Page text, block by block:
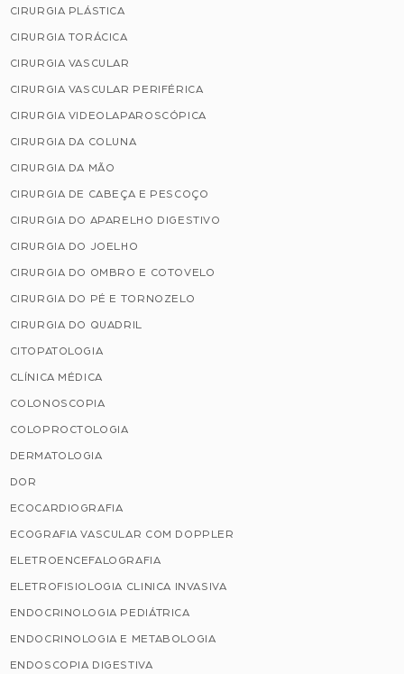
CIRURGIA PLÁSTICA
CIRURGIA TORÁCICA
CIRURGIA VASCULAR
CIRURGIA VASCULAR PERIFÉRICA
CIRURGIA VIDEOLAPAROSCÓPICA
CIRURGIA DA COLUNA
CIRURGIA DA MÃO
CIRURGIA DE CABEÇA E PESCOÇO
CIRURGIA DO APARELHO DIGESTIVO
CIRURGIA DO JOELHO
CIRURGIA DO OMBRO E COTOVELO
CIRURGIA DO PÉ E TORNOZELO
CIRURGIA DO QUADRIL
CITOPATOLOGIA
CLÍNICA MÉDICA
COLONOSCOPIA
COLOPROCTOLOGIA
DERMATOLOGIA
DOR
ECOCARDIOGRAFIA
ECOGRAFIA VASCULAR COM DOPPLER
ELETROENCEFALOGRAFIA
ELETROFISIOLOGIA CLINICA INVASIVA
ENDOCRINOLOGIA PEDIÁTRICA
ENDOCRINOLOGIA E METABOLOGIA
ENDOSCOPIA DIGESTIVA